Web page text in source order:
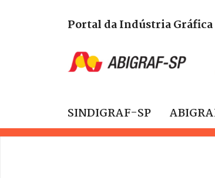
Portal da Indústria
SINDIGRAF-SP